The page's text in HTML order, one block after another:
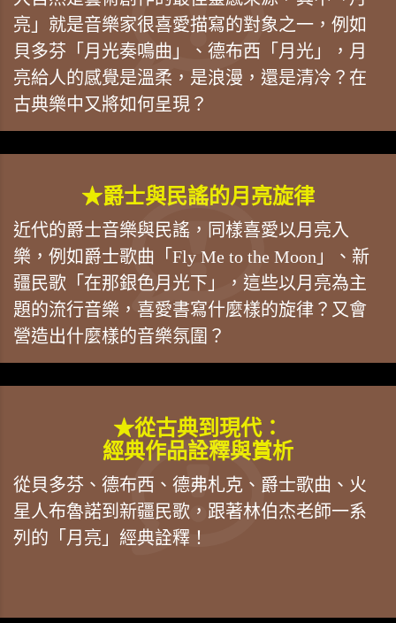
亮」就是音樂家很喜愛描寫的對象之一，例如
貝多芬「月光奏鳴曲」、德布西「月光」，月
亮給人的感覺是溫柔，是浪漫，還是清冷？在
古典樂中又將如何呈現？
★爵士與民謠的月亮旋律
近代的爵士音樂與民謠，同樣喜愛以月亮入
樂，例如爵士歌曲「Fly Me to the Moon」、新
疆民歌「在那銀色月光下」，這些以月亮為主
題的流行音樂，喜愛書寫什麼樣的旋律？又會
營造出什麼樣的音樂氛圍？
★從古典到現代：
經典作品詮釋與賞析
從貝多芬、德布西、德弗札克、爵士歌曲、火
星人布魯諾到新疆民歌，跟著林伯杰老師一系
列的「月亮」經典詮釋！